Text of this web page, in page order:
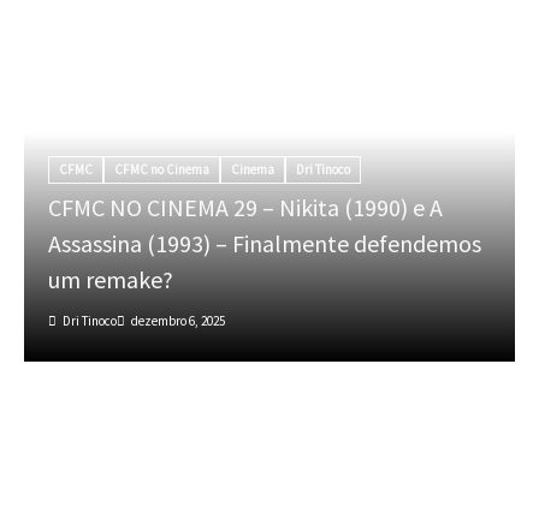
CFMC CFMC no Cinema Cinema Dri Tinoco
CFMC NO CINEMA 29 – Nikita (1990) e A
Assassina (1993) – Finalmente defendemos
um remake?
Dri Tinoco dezembro 6, 2025